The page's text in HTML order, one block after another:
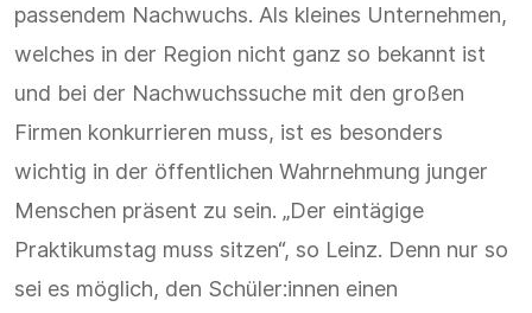
passendem Nachwuchs. Als kleines Unternehmen,
welches in der Region nicht ganz so bekannt ist
und bei der Nachwuchssuche mit den großen
Firmen konkurrieren muss, ist es besonders
wichtig in der öffentlichen Wahrnehmung junger
Menschen präsent zu sein. „Der eintägige
Praktikumstag muss sitzen“, so Leinz. Denn nur so
sei es möglich, den Schüler:innen einen